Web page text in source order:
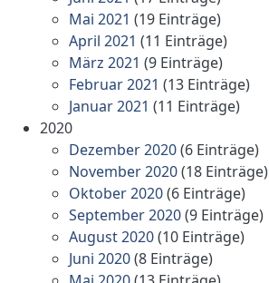
Mai 2021 (19 Einträge)
April 2021 (11 Einträge)
März 2021 (9 Einträge)
Februar 2021 (13 Einträge)
Januar 2021 (11 Einträge)
2020
Dezember 2020(6 Einträge)
November 2020(18 Einträge)
Oktober 2020(6 Einträge)
September 2020(9 Einträge)
August 2020(10 Einträge)
Juni 2020(8 Einträge)